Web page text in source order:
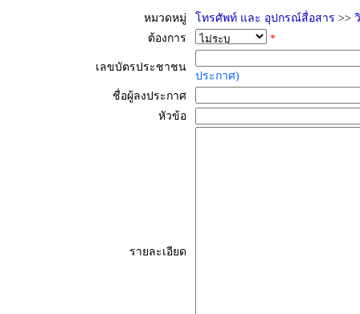
หมวดหมู่ โทรศัพท์ และ อุปกรณ์สื่อสาร >>
ต้องการ
*
เลขบัตรประชาชน
ประกาศ)
ชื่อผู้ลงประกาศ
หัวข้อ
รายละเอียด